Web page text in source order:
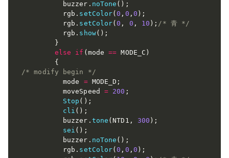
          buzzer
. noTone ( ) ;
          rgb
. setColor(0 , 0 , 0 ) ;
          rgb
. setColor(0 , 0 , 10 ) ; /* 青 */
          rgb
. show( ) ;
}
else
if ( mode == MODE_C )
{
/* modify begin */
          mode
= MODE_D ;
          moveSpeed
= 200 ;
Stop ( ) ;
cli ( ) ;
          buzzer
. tone (NTD1 , 300 ) ;
sei ( ) ;
          buzzer
. noTone ( ) ;
          rgb
. setColor(0 , 0 , 0 ) ;